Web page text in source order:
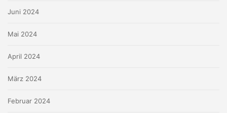
Juni 2024
Mai 2024
April 2024
März 2024
Februar 2024